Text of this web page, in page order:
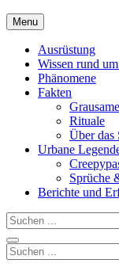
Menu
Ausrüstung
Wissen rund
Phänomene
Fakten
Rituale
Über das
Urbane
Sprüche
Berichte und
Search
for:
Search
Search
for: